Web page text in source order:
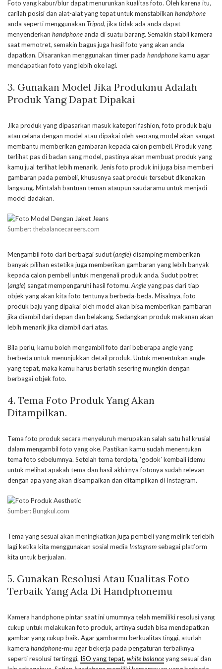
Foto yang kabur/blur dapat menurunkan kualitas foto. Oleh karena itu,
carilah posisi dan alat-alat yang tepat untuk menstabilkan handphone
anda seperti menggunakan Tripod, jika tidak ada anda dapat
menyenderkan handphoneanda di suatu barang. Semakin stabil kamera
saat memotret, semakin bagus juga hasil foto yang akan anda
dapatkan. Disarankan menggunakan timer pada handphonekamu agar
mendapatkan foto yang lebih oke lagi.
3. Gunakan Model Jika Produkmu Adalah
Produk Yang Dapat Dipakai
Jika produk yang dipasarkan masuk kategori fashion, foto produk baju
atau celana dengan model atau dipakai oleh seorang model akan sangat
membantu memberikan gambaran kepada calon pembeli. Produk yang
terlihat pas di badan sang model, pastinya akan membuat produk yang
kamu jual terlihat lebih menarik. Jenis foto produk ini juga bisa memberi
gambaran pada pembeli, khususnya saat produk tersebut dikenakan
langsung. Mintalah bantuan teman ataupun saudaramu untuk menjadi
model dadakan.
Sumber: thebalancecareers.com
Mengambil foto dari berbagai sudut (angle) disamping memberikan
banyak pilihan estetika juga memberikan gambaran yang lebih banyak
kepada calon pembeli untuk mengenali produk anda. Sudut potret
(angle) sangat mempengaruhi hasil fotomu. Angleyang pas dari tiap
objek yang akan kita foto tentunya berbeda-beda. Misalnya, foto
produk baju yang dipakai oleh model akan bisa memberikan gambaran
jika diambil dari depan dan belakang. Sedangkan produk makanan akan
lebih menarik jika diambil dari atas.
Bila perlu, kamu boleh mengambil foto dari beberapa angle yang
berbeda untuk menunjukkan detail produk. Untuk menentukan angle
yang tepat, maka kamu harus berlatih sesering mungkin dengan
berbagai objek foto.
4. Tema Foto Produk Yang Akan
Ditampilkan.
Tema foto produk secara menyeluruh merupakan salah satu hal krusial
dalam mengambil foto yang oke. Pastikan kamu sudah menentukan
tema foto sebelumnya. Setelah tema tercipta, ‘godok’ kembali idemu
untuk melihat apakah tema dan hasil akhirnya fotonya sudah relevan
dengan apa yang akan disampaikan dan ditampilkan di Instagram.
Sumber: Bungkul.com
Tema yang sesuai akan meningkatkan juga pembeli yang melirik terlebih
lagi ketika kita menggunakan sosial media Instagram sebagai platform
kita untuk berjualan.
5. Gunakan Resolusi Atau Kualitas Foto
Terbaik Yang Ada Di Handphonemu
Kamera handphone pintar saat ini umumnya telah memiliki resolusi yang
cukup untuk melakukan foto produk, artinya sudah bisa mendapatkan
gambar yang cukup baik. Agar gambarmu berkualitas tinggi, aturlah
kamera handphone-mu agar bekerja pada pengaturan terbaiknya
seperti resolusi tertinggi, ISO yang tepat, white balanceyang sesuai dan